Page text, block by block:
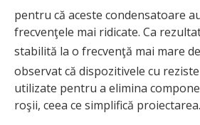
pentru că aceste condensatoare
frecvenţele mai ridicate. Ca
stabilită la o frecvenţă mai mare
observat că dispozitivele cu
utilizate pentru a elimina
roşii, ceea ce simplifică proiectarea.